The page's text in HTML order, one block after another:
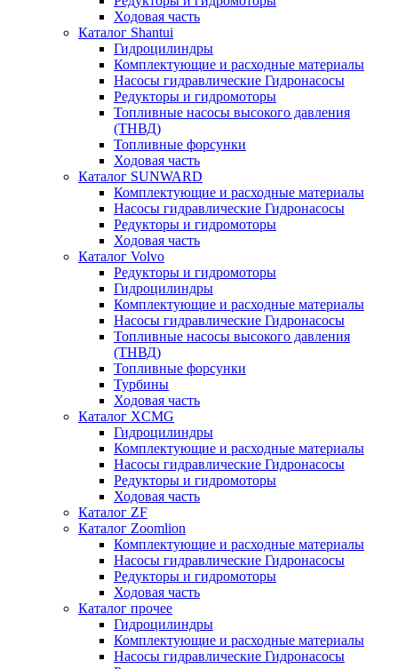
Ходовая часть
Каталог Shantui
Гидроцилиндры
Комплектующие и расходные материалы
Насосы гидравлические Гидронасосы
Редукторы и гидромоторы
Топливные насосы высокого давления
(ТНВД)
Топливные форсунки
Ходовая часть
Каталог SUNWARD
Комплектующие и расходные материалы
Насосы гидравлические Гидронасосы
Редукторы и гидромоторы
Ходовая часть
Каталог Volvo
Редукторы и гидромоторы
Гидроцилиндры
Комплектующие и расходные материалы
Насосы гидравлические Гидронасосы
Топливные насосы высокого давления
(ТНВД)
Топливные форсунки
Турбины
Ходовая часть
Каталог XCMG
Гидроцилиндры
Комплектующие и расходные материалы
Насосы гидравлические Гидронасосы
Редукторы и гидромоторы
Ходовая часть
Каталог ZF
Каталог Zoomlion
Комплектующие и расходные материалы
Насосы гидравлические Гидронасосы
Редукторы и гидромоторы
Ходовая часть
Каталог прочее
Гидроцилиндры
Комплектующие и расходные материалы
Насосы гидравлические Гидронасосы